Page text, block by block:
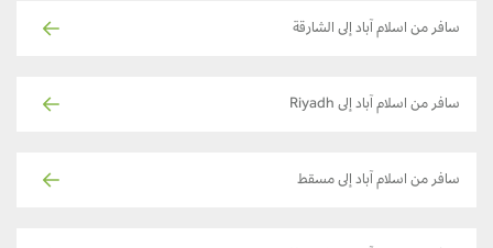
سافر من اسلام آباد إلى الشارقة
سافر من اسلام آباد إلى Riyadh
سافر من اسلام آباد إلى مسقط